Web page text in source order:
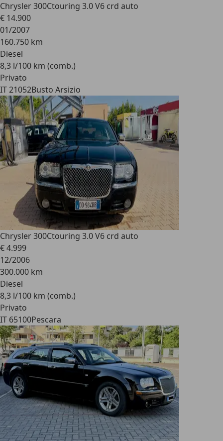
Chrysler 300Ctouring 3.0 V6 crd auto
€ 14.900
01/2007
160.750 km
Diesel
8,3 l/100 km (comb.)
Privato
IT 21052Busto Arsizio
Chrysler 300Ctouring 3.0 V6 crd auto
€ 4.999
12/2006
300.000 km
Diesel
8,3 l/100 km (comb.)
Privato
IT 65100Pescara